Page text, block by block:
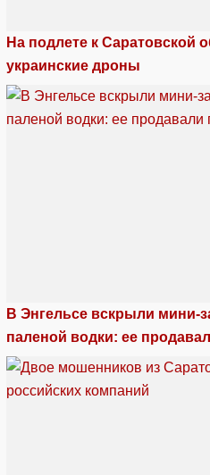
На подлете к Саратовской
украинские дроны
В Энгельсе вскрыли мини-
паленой водки: ее